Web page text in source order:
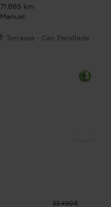
71.885 km
Manual
Terrassa - Can Parellada
23.490 €